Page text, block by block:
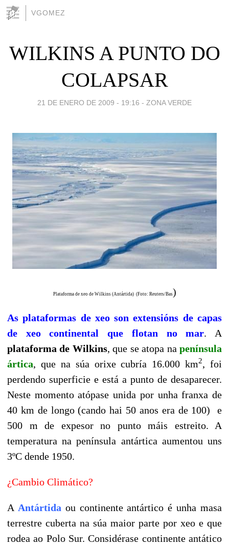
VGOMEZ
WILKINS A PUNTO DO
COLAPSAR
21 DE ENERO DE 2009 - 19:16 - ZONA VERDE
Plataforma de xeo de Wilkins (Antártida) (Foto: Reuters/Bas)
As plataformas de xeo son extensións de capas
de xeo continental que flotan no mar. A
plataforma de Wilkins, que se atopa napenínsula
ártica, que na súa orixe cubría 16.000 km2, foi
perdendo superficie e está a punto de desaparecer.
Neste momento atópase unida por unha franxa de
40 km de longo (cando hai 50 anos era de 100) e
500 m de expesor no punto máis estreito. A
temperatura na península antártica aumentou uns
3ºC dende 1950.
¿Cambio Climático?
A Antártida ou continente antártico é unha masa
terrestre cuberta na súa maior parte por xeo e que
rodea ao Polo Sur. Considérase continente antático